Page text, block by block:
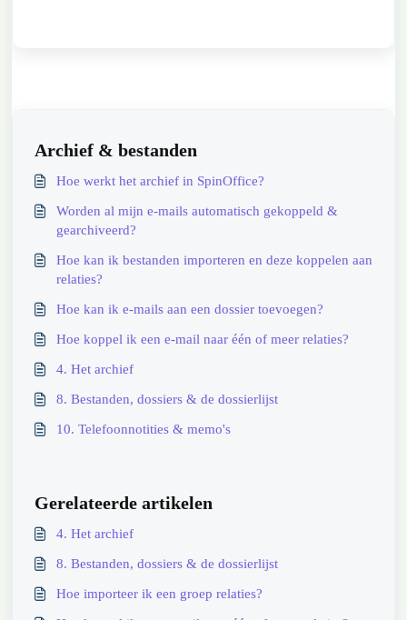
Archief & bestanden
Hoe werkt het archief in SpinOffice?
Worden al mijn e-mails automatisch gekoppeld &
gearchiveerd?
Hoe kan ik bestanden importeren en deze koppelen aan
relaties?
Hoe kan ik e-mails aan een dossier toevoegen?
Hoe koppel ik een e-mail naar één of meer relaties?
4. Het archief
8. Bestanden, dossiers & de dossierlijst
10. Telefoonnotities & memo's
Gerelateerde artikelen
4. Het archief
8. Bestanden, dossiers & de dossierlijst
Hoe importeer ik een groep relaties?